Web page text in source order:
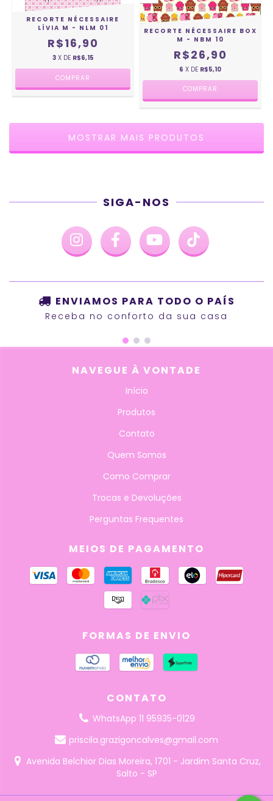
RECORTE NÉCESSAIRE
LÍVIA M - NLM 01
R$16,90
3 X DE R$6,15
RECORTE NÉCESSAIRE BOX
M - NBM 10
R$26,90
6 X DE R$5,10
MOSTRAR MAIS PRODUTOS
SIGA-NOS
ENVIAMOS PARA TODO O PAÍS
Receba no conforto da sua casa
NAVEGUE À VONTADE
Início
Produtos
Contato
Quem Somos
Como Comprar
Trocas e Devoluções
Perguntas Frequentes
MEIOS DE PAGAMENTO
FORMAS DE ENVIO
CONTATO
WhatsApp 11 95935-0129
priscila.grazigoncalves@gmail.com
Avenida Belchior Dias Moreira, 1701 - Jardim Santa Cruz,
Salto - SP